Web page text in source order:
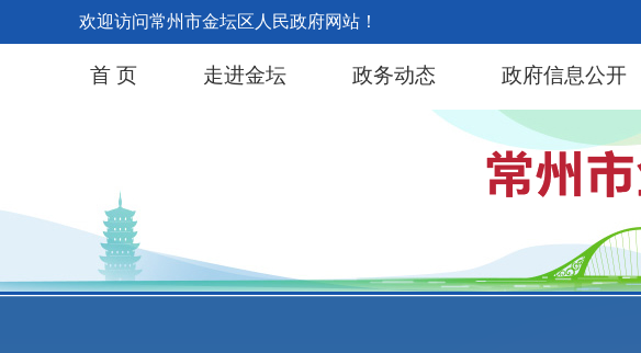
欢迎访问常州市金坛区人民政府网站！
首 页 走进金坛 政务动态 政府信息公开